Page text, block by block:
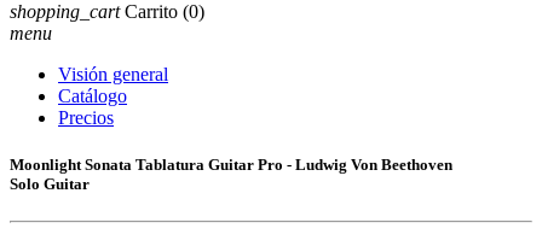
shopping_cart Carrito (0)
menu
Visión general
Catálogo
Precios
Moonlight Sonata Tablatura Guitar Pro - Ludwig Von Beethoven
Solo Guitar